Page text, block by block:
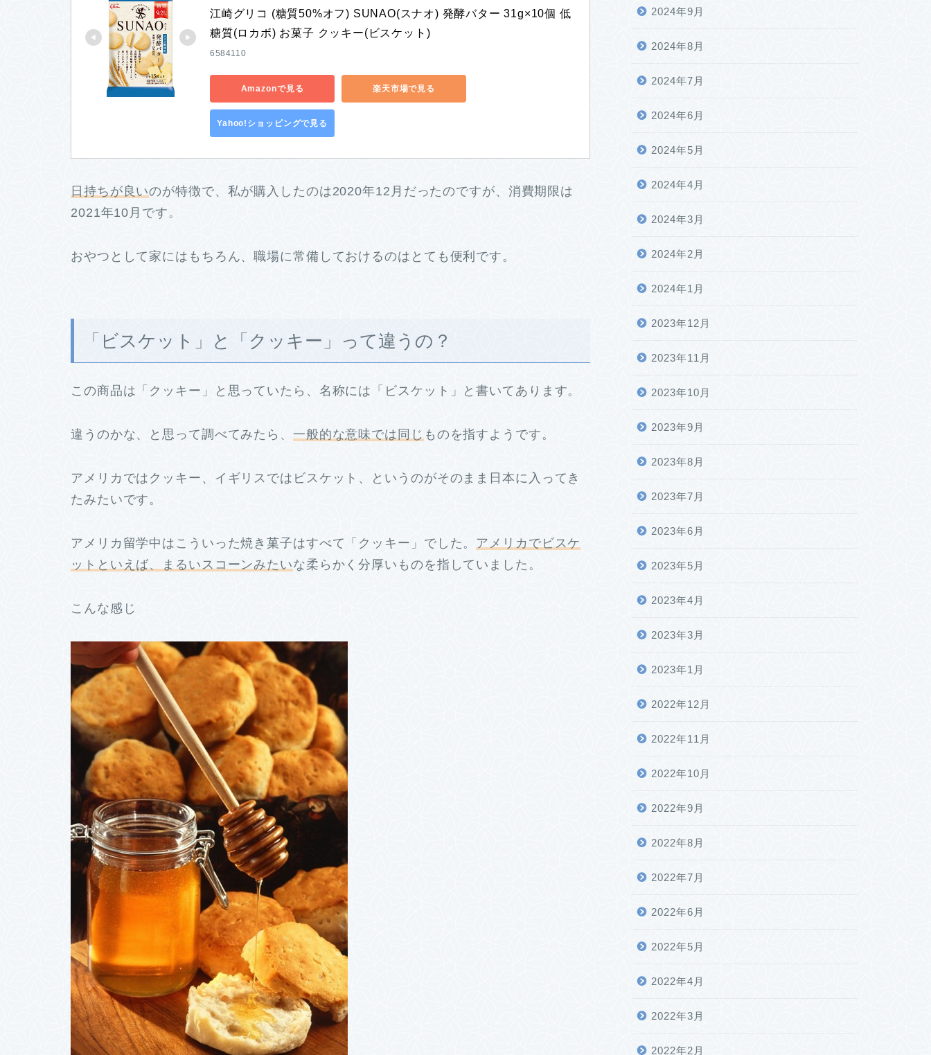
江崎グリコ (糖質50%オフ) SUNAO(スナオ) 発酵バター 31g×10個 低
糖質(ロカボ) お菓子 クッキー(ビスケット)
6584110
Amazonで見る 楽天市場で見る
Yahoo!ショッピングで見る
日持ちが良いのが特徴で、私が購入したのは2020年12月だったのですが、消費期限は
2021年10月です。
おやつとして家にはもちろん、職場に常備しておけるのはとても便利です。
「ビスケット」と「クッキー」って違うの？
この商品は「クッキー」と思っていたら、名称には「ビスケット」と書いてあります。
違うのかな、と思って調べてみたら、 一般的な意味では同じ ものを指すようです。
アメリカではクッキー、イギリスではビスケット、というのがそのまま日本に入ってき
たみたいです。
アメリカ留学中はこういった焼き菓子はすべて「クッキー」でした。 アメリカでビスケ
ットといえば、まるいスコーンみたいな柔らかく分厚いものを指していました。
こんな感じ
2024年9月
2024年8月
2024年7月
2024年6月
2024年5月
2024年4月
2024年3月
2024年2月
2024年1月
2023年12月
2023年11月
2023年10月
2023年9月
2023年8月
2023年7月
2023年6月
2023年5月
2023年4月
2023年3月
2023年1月
2022年12月
2022年11月
2022年10月
2022年9月
2022年8月
2022年7月
2022年6月
2022年5月
2022年4月
2022年3月
2022年2月